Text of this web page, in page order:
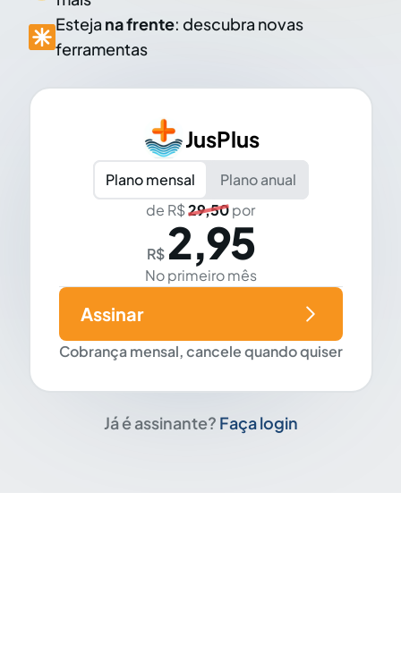
Esteja na frente: descubra novas
ferramentas
JusPlus
Plano mensal
Plano anual
de R$29,50por
R$ 2,95
No primeiro mês
Cobrança mensal, cancele quando quiser
Assinar
Já é assinante? Faça login